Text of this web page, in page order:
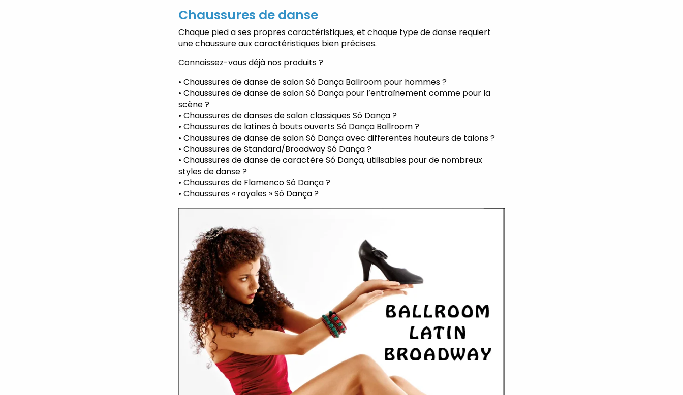
Chaussures de danse
Chaque pied a ses propres caractéristiques, et chaque type de danse requiert
une chaussure aux caractéristiques bien précises.
Connaissez-vous déjà nos produits ?
• Chaussures de danse de salonSó Dança Ballroom pour hommes ?
• Chaussures de danse de salonSó Dança pour l’entraînement comme pour la
scène ?
• Chaussures de danses de salon classiquesSó Dança ?
• Chaussures de latines à bouts ouvertsSó Dança Ballroom ?
• Chaussures de danse de salonSó Dança avec differentes hauteurs de talons?
• Chaussures de Standard/BroadwaySó Dança ?
• Chaussures de danse de caractèreSó Dança, utilisables pour de nombreux
styles de danse ?
• Chaussures de FlamencoSó Dança?
• Chaussures « royales »Só Dança?